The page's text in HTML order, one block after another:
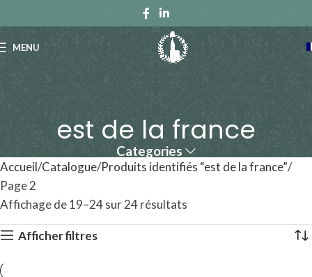
MENU
est de la france
Categories
Accueil Catalogue Produits identifiés “est de la france”
Page 2
Affichage de 19–24 sur 24 résultats
Afficher filtres